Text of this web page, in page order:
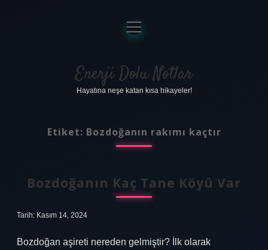
Anasayfa
Gizlilik Politikası
Yasal Uyarı
menüyü
aç
Enerji Dolu Notlar
Hayatına neşe katan kısa hikayeler!
Etiket: Bozdoğanın rakımı kaçtır
Bozdoğanın Kaç Tane Köyü Var
Tarih: Kasım 14, 2024
Bozdoğan aşireti nereden gelmiştir? İlk olarak